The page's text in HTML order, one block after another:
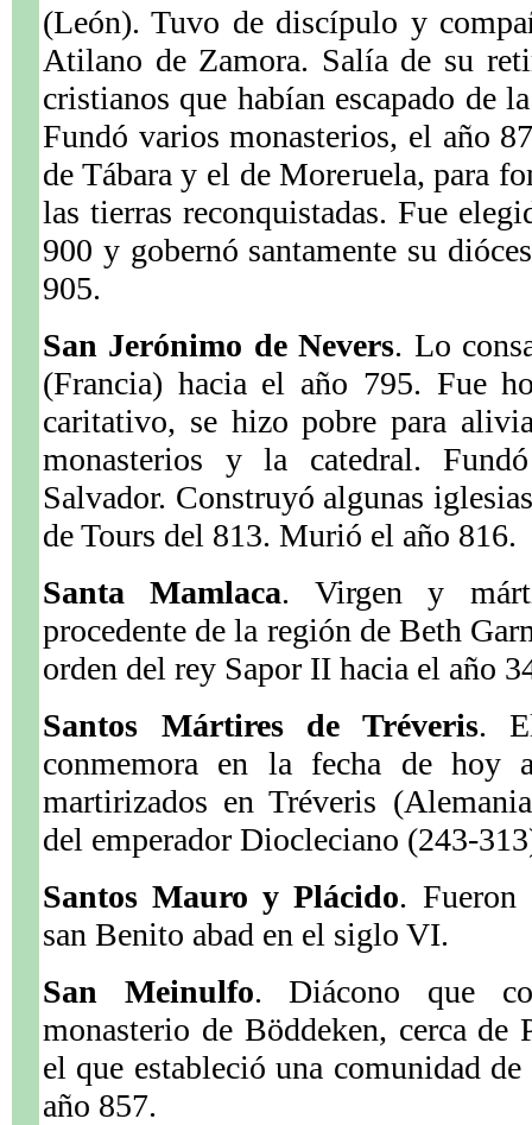
(León). Tuvo de discípulo y
Atilano de Zamora. Salía de su
cristianos que habían escapado de
Fundó varios monasterios, el año
de Tábara y el de Moreruela, para
las tierras reconquistadas. Fue
900 y gobernó santamente su
905.
San Jerónimo de Nevers. Lo
(Francia) hacia el año 795. Fue
caritativo, se hizo pobre para
monasterios y la catedral.
Salvador. Construyó algunas
de Tours del 813. Murió el año 816.
Santa Mamlaca. Virgen y
procedente de la región de Beth
orden del rey Sapor II hacia el año
Santos Mártires de Tréveris.
conmemora en la fecha de hoy
martirizados en Tréveris
del emperador Diocleciano (243-
Santos Mauro y Plácido. Fueron
san Benito abad en el siglo VI.
San Meinulfo. Diácono que
monasterio de Böddeken, cerca de
el que estableció una comunidad
año 857.